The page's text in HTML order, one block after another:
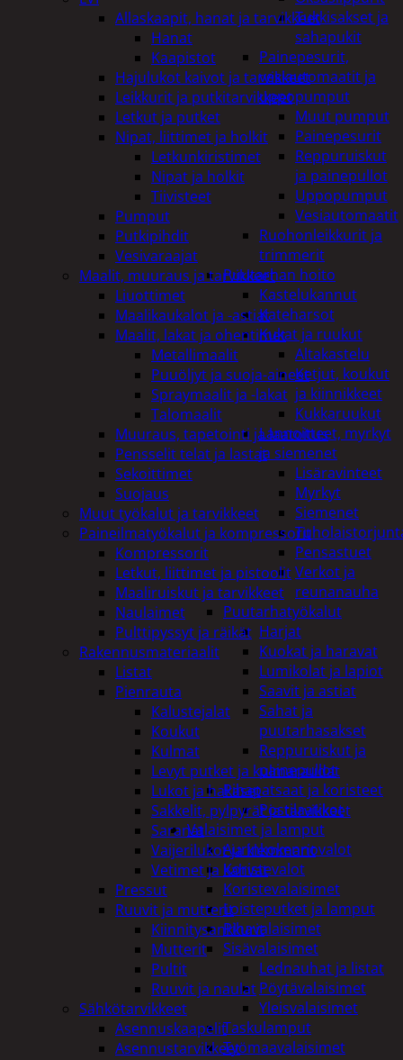
Tukkisakset ja
sahapukit
Painepesurit,
vesiautomaatit ja
uppopumput
Muut pumput
Painepesurit
Reppuruiskut
ja painepullot
Uppopumput
Vesiautomaatit
Ruohonleikkurit ja
trimmerit
Puutarhan hoito
Kastelukannut
Kateharsot
Kukat ja ruukut
Altakastelu
Ketjut, koukut
ja kiinnikkeet
Kukkaruukut
Lannoitteet, myrkyt
ja siemenet
Lisäravinteet
Myrkyt
Siemenet
Pensastuet
Verkot ja
reunanauha
Puutarhatyökalut
Harjat
Kuokat ja haravat
Lumikolat ja lapiot
Saavit ja astiat
Sahat ja
puutarhasakset
Reppuruiskut ja
painepullot
Pihapatsaat ja koristeet
Postilaatikot
Valaisimet ja lamput
Aurinkokennovalot
Koristevalot
Koristevalaisimet
Loisteputket ja lamput
Pihavalaisimet
Sisävalaisimet
Lednauhat ja listat
Pöytävalaisimet
Yleisvalaisimet
Taskulamput
Työmaavalaisimet
Allaskaapit, hanat ja tarvikkeet
Hanat
Kaapistot
Hajulukot kaivot ja tarvikkeet
Leikkurit ja putkitarvikkeet
Letkut ja putket
Nipat, liittimet ja holkit
Letkunkiristimet
Nipat ja holkit
Tiivisteet
Pumput
Putkipihdit
Vesivaraajat
Maalit, muuraus ja tarvikkeet
Liuottimet
Maalikaukalot ja -astiat
Maalit, lakat ja ohentimet
Metallimaalit
Puuöljyt ja suoja-aineet
Spraymaalit ja -lakat
Talomaalit
Muuraus, tapetointi ja laatoitus
Pensselit telat ja lastat
Sekoittimet
Suojaus
Muut työkalut ja tarvikkeet
Paineilmatyökalut ja kompressorit
Kompressorit
Letkut, liittimet ja pistoolit
Maaliruiskut ja tarvikkeet
Naulaimet
Pulttipyssyt ja räikät
Rakennusmateriaalit
Listat
Pienrauta
Kalustejalat
Koukut
Kulmat
Levyt putket ja kulmaraudat
Lukot ja hakaset
Sakkelit, pylpyrät ja tarvikkeet
Saranat
Vaijerilukot ja klemmarit
Vetimet ja kahvat
Pressut
Ruuvit ja mutterit
Kiinnitysankkurit
Mutterit
Pultit
Ruuvit ja naulat
Sähkötarvikkeet
Asennuskaapelit
Asennustarvikkeet